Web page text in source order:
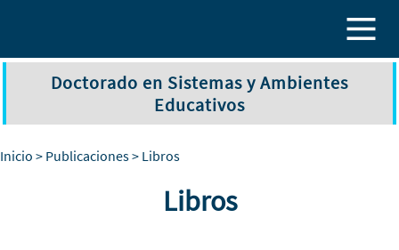
Doctorado en Sistemas y Ambientes
Educativos
Inicio > Publicaciones> Libros
Libros